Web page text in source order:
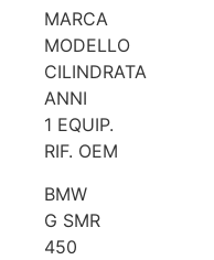
MARCA
MODELLO
CILINDRATA
ANNI
1 EQUIP.
RIF. OEM
BMW
G SMR
450